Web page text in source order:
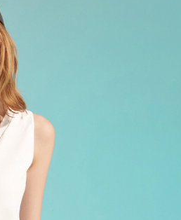
，滿NT$2,000(含以上)免運費
，滿NT$2,000(含以上)免運費
配
，滿NT$2,000(含以上)免運費
市自取
區配送